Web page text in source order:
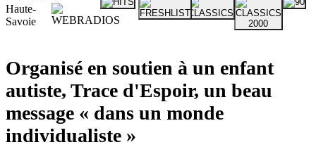
Haute-
Savoie
Organisé en soutien à un enfant
autiste, Trace d'Espoir, un beau
message « dans un monde
individualiste »